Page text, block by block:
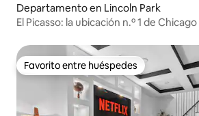
Departamento en Lincoln Park
El Picasso: la ubicación n.º 1 de Chicago
Favorito entre huéspedes
Favorito entre huéspedes